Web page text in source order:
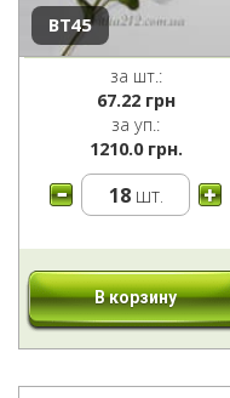
ВТ45
за шт.:
67.22 грн
за уп.:
1210.0 грн.
18шт.
В корзину